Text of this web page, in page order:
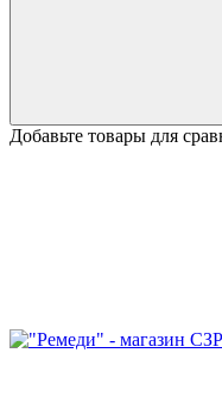
Добавьте товары для